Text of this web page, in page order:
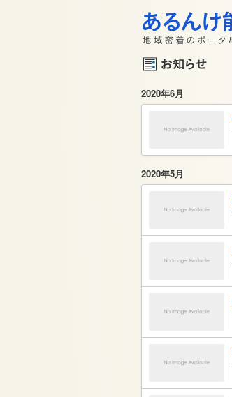
2020年6月
2020年5月